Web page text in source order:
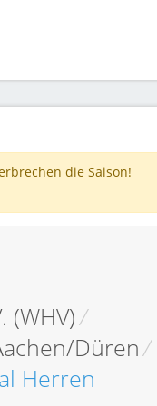
die Saison!
(WHV)/
Düren/
Herren